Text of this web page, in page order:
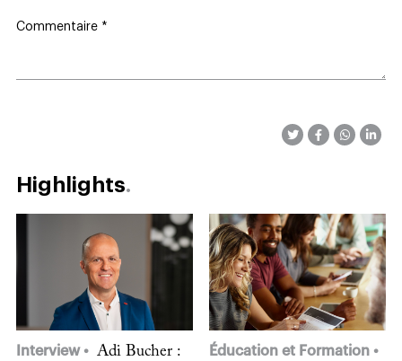
Commentaire *
Highlights
Interview
Adi Bucher :
Éducation et Formation